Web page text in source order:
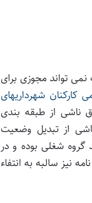
تواند مجوزی برای
کارکنان شهرداریهای
ناظر به کاهش حقوق ناشی از طبقه بندی
از تبدیل وضعیت
گروه شغلی بوده و در
پست سازمانی (شغل) برای بهره مندی از تفاوت تطبیق موضوع ماده 31 آیین نامه نیز سالبه به انتفاء